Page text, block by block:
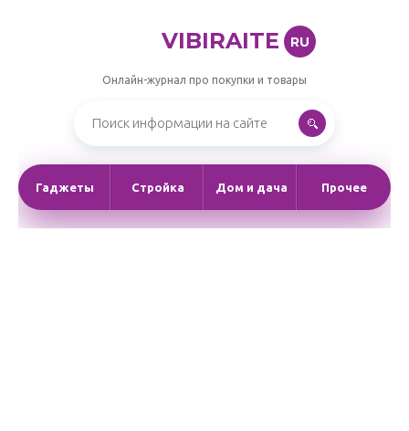
VIBIRAITE RU
Онлайн-журнал про покупки и товары
Гаджеты Стройка Дом и дача Прочее